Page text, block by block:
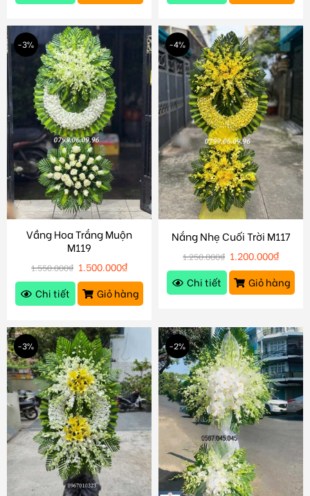
-3%
Vầng Hoa Trắng Muộn
M119
1.550.000₫ 1.500.000₫
Chi tiết
Giỏ hàng
-4%
Nắng Nhẹ Cuối Trời M117
1.250.000₫ 1.200.000₫
Chi tiết
Giỏ hàng
-3% -2%